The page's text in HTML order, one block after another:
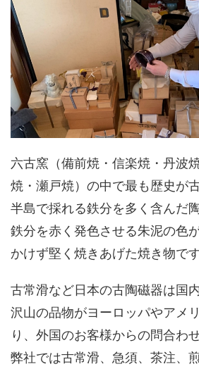
六古窯（備前焼・信楽焼・丹波
焼・瀬戸焼）の中で最も歴史が
半島で採れる鉄分を多く含んだ
鉄分を赤く発色させる朱泥の色
かけず堅く焼きあげた焼き物です
古常滑など日本の古陶磁器は国
沢山の品物がヨーロッパやアメ
り、外国のお客様からの問合わ
弊社では古常滑、急須、茶注、